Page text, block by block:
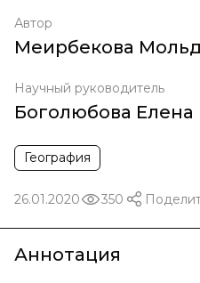
Автор
Меирбекова
Научный руководитель
Боголюбова
География
26.01.2020 350
Аннотация